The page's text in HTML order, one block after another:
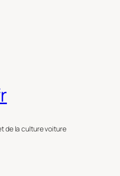
de la culture voiture